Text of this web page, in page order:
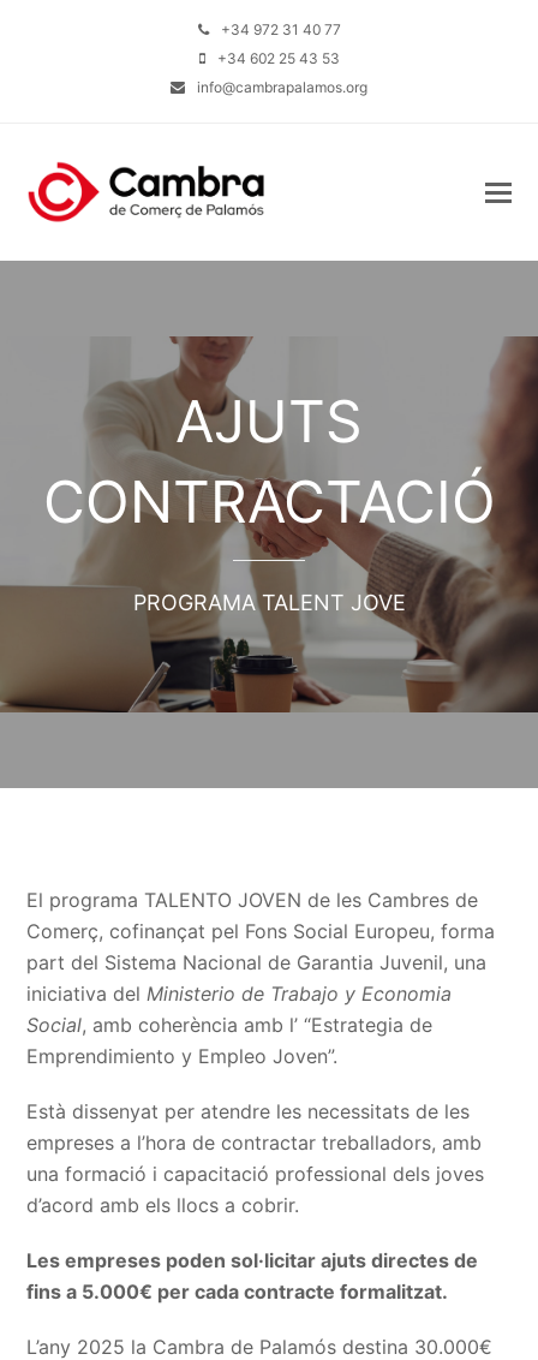
+34 972 31 40 77
+34 602 25 43 53
info@cambrapalamos.org
AJUTS
CONTRACTACIÓ
PROGRAMA TALENT JOVE
El programa TALENTO JOVEN de les Cambres de
Comerç, cofinançat pel Fons Social Europeu, forma
part del Sistema Nacional de Garantia Juvenil, una
iniciativa delMinisterio de Trabajo y Economia
Social, amb coherència amb l’ “Estrategia de
Emprendimiento y Empleo Joven”.
Està dissenyat per atendre les necessitats de les
empreses a l’hora de contractar treballadors, amb
una formació i capacitació professional dels joves
d’acord amb els llocs a cobrir.
Les empreses poden sol·licitar ajuts directes de
fins a 5.000€ per cada contracte formalitzat.
L’any 2025 la Cambra de Palamós destina 30.000€